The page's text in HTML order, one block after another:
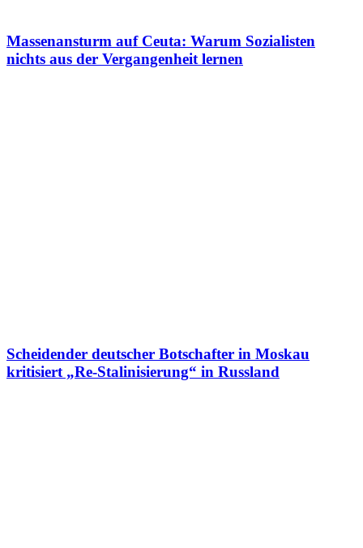
Massenansturm auf Ceuta: Warum Sozialisten
nichts aus der Vergangenheit lernen
Scheidender deutscher Botschafter in Moskau
kritisiert „Re-Stalinisierung“ in Russland